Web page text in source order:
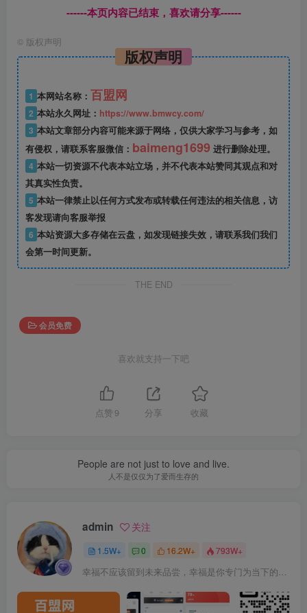
------本页内容已结束，喜欢请分享------
© 版权声明
版权声明
1 本网站名称： 百盟网
2 本站永久网址： https://www.bmwcy.com/
3 本站文章部分内容可能来源于网络，仅供大家学习与参考，如
有侵权，请联系客服微信： baimeng1699 进行删除处理。
4 本站一切资源不代表本站立场，并不代表本站赞同其观点和对
其真实性负责。
5 本站一律禁止以任何方式发布或转载任何违法的相关信息，访
客发现请向客服举报
6 本站资源大多存储在云盘，如发现链接失效，请联系我们我们
会第一时间更新。
THE END
会员免费
喜欢就支持一下吧
点赞 9 分享 收藏
People are not just to love and live.
人不是仅仅为了爱而生存的
admin 关注
1.5W+ 0 16.2W+ 793W+
幸福不应该留到未来品尝，幸福是你专门为当下的自己所准备的